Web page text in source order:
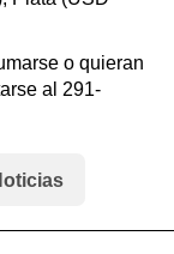
o quieran
al 291-